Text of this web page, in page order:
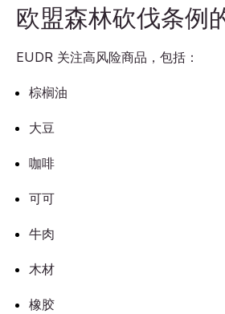
欧盟森林砍伐条例
EUDR 关注高风险商品，包括：
棕榈油
大豆
咖啡
可可
牛肉
木材
橡胶